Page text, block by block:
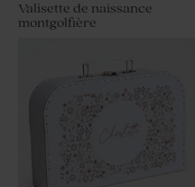
Valisette de naissance
montgolfière